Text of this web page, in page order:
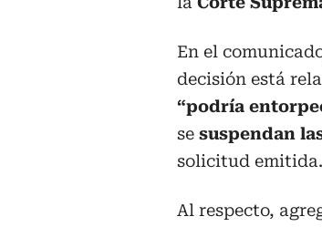
En el
decisión está
“podría
se suspendan
solicitud emitida.
Al respecto,